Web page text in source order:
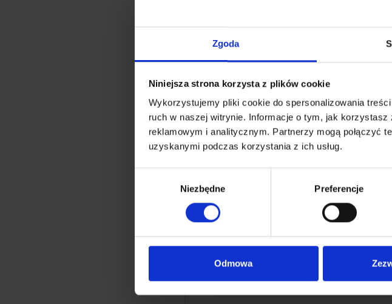
Zgoda
Niniejsza strona korzysta z plików cookie
Wykorzystujemy pliki cookie do spersonalizowania
ruch w naszej witrynie. Informacje o tym, jak
reklamowym i analitycznym. Partnerzy mogą połączyć
uzyskanymi podczas korzystania z ich usług.
Niezbędne Preferencje
Odmowa
Porównaj ceny kilkunastu przewoźników i
Sprawdź cennik
Czy artykuł był pomocny?
Dopasuj ceny
Wypełnij formularz,
Klient biznesowy